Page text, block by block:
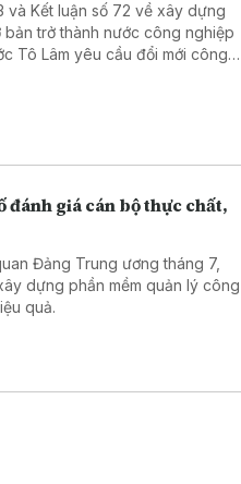
và Kết luận số 72 về xây dựng
trở thành nước công nghiệp
Tô Lâm yêu cầu đổi mới công
đánh giá cán bộ thực chất,
Đảng Trung ương tháng 7,
dựng phần mềm quản lý công
quả.